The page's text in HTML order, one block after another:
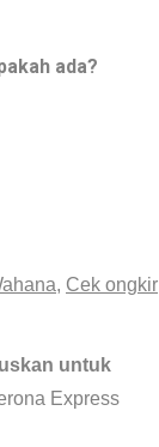
ada?
, Cek ongkir
untuk
Express